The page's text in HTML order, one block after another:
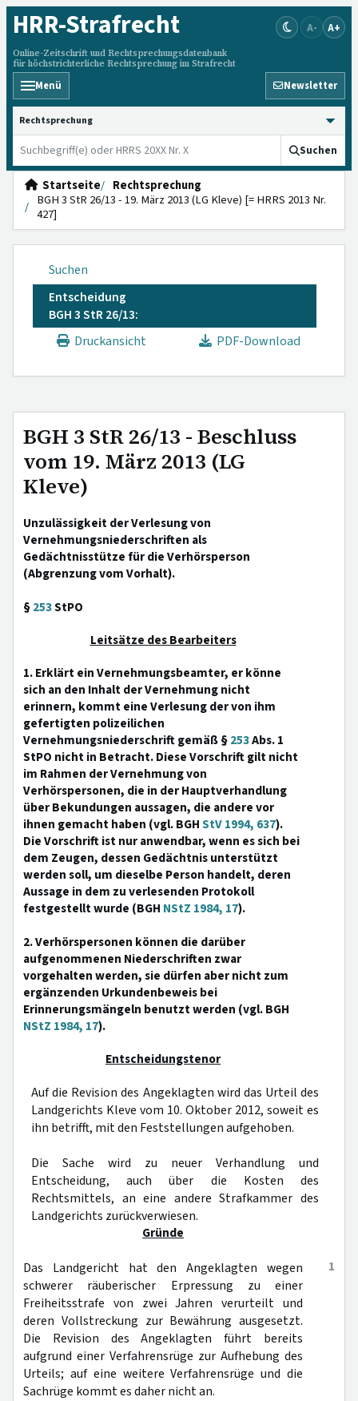
HRR-Strafrecht
Online-Zeitschrift und Rechtsprechungsdatenbank
für höchstrichterliche Rechtsprechung im Strafrecht
A- A+
Menü Newsletter
HRRS durchsuchen
Suchen
Startseite
Rechtsprechung
BGH 3 StR 26/13 - 19. März 2013 (LG Kleve) [= HRRS 2013 Nr.
427]
Suchen
Entscheidung
BGH 3 StR 26/13:
Druckansicht
PDF-Download
BGH 3 StR 26/13 - Beschluss
vom 19. März 2013 (LG
Kleve)
Unzulässigkeit der Verlesung von
Vernehmungsniederschriften als
Gedächtnisstütze für die Verhörsperson
(Abgrenzung vom Vorhalt).
§253StPO
Leitsätze des Bearbeiters
1. Erklärt ein Vernehmungsbeamter, er könne
sich an den Inhalt der Vernehmung nicht
erinnern, kommt eine Verlesung der von ihm
gefertigten polizeilichen
Vernehmungsniederschrift gemäß §253Abs. 1
StPO nicht in Betracht. Diese Vorschrift gilt nicht
im Rahmen der Vernehmung von
Verhörspersonen, die in der Hauptverhandlung
über Bekundungen aussagen, die andere vor
ihnen gemacht haben (vgl. BGHStV 1994, 637).
Die Vorschrift ist nur anwendbar, wenn es sich bei
dem Zeugen, dessen Gedächtnis unterstützt
werden soll, um dieselbe Person handelt, deren
Aussage in dem zu verlesenden Protokoll
festgestellt wurde (BGH NStZ 1984, 17).
2. Verhörspersonen können die darüber
aufgenommenen Niederschriften zwar
vorgehalten werden, sie dürfen aber nicht zum
ergänzenden Urkundenbeweis bei
Erinnerungsmängeln benutzt werden (vgl. BGH
NStZ 1984, 17).
Entscheidungstenor
Auf die Revision des Angeklagten wird das Urteil des
Landgerichts Kleve vom 10. Oktober 2012, soweit es
ihn betrifft, mit den Feststellungen aufgehoben.
Die Sache wird zu neuer Verhandlung und
Entscheidung, auch über die Kosten des
Rechtsmittels, an eine andere Strafkammer des
Landgerichts zurückverwiesen.
Gründe
1
Das Landgericht hat den Angeklagten wegen
schwerer räuberischer Erpressung zu einer
Freiheitsstrafe von zwei Jahren verurteilt und
deren Vollstreckung zur Bewährung ausgesetzt.
Die Revision des Angeklagten führt bereits
aufgrund einer Verfahrensrüge zur Aufhebung des
Urteils; auf eine weitere Verfahrensrüge und die
Sachrüge kommt es daher nicht an.